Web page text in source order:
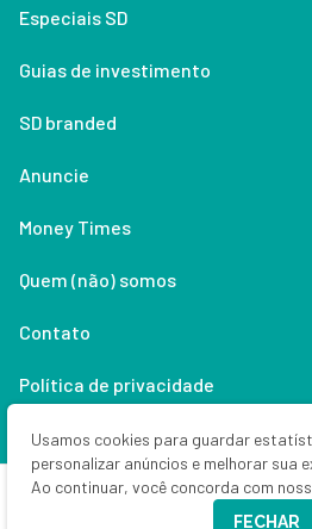
Especiais SD
Guias de investimento
SD branded
Anuncie
Money Times
Quem (não) somos
Contato
Política de privacidade
Lifestyle
Copyright © 2026 Seu Dinheiro. Todos
Usamos cookies para guardar
personalizar anúncios e melhorar sua
Ao continuar, você concorda com
FECHAR